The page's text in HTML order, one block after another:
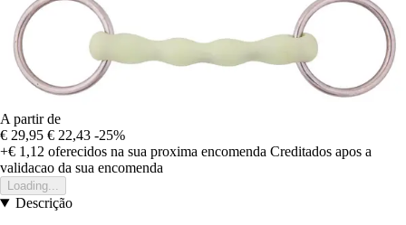
A partir de
€ 29,95 € 22,43 -25%
+€ 1,12 oferecidos na sua proxima encomenda Creditados apos a
validacao da sua encomenda
Loading...
Descrição